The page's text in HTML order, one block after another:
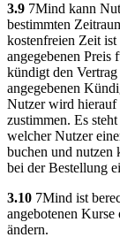
3.9 7Mind kann
bestimmten
kostenfreien Zeit
angegebenen Preis
kündigt den
angegebenen
Nutzer wird hierauf
zustimmen. Es
welcher Nutzer
buchen und nutzen
bei der Bestellung
3.10 7Mind ist
angebotenen
ändern.